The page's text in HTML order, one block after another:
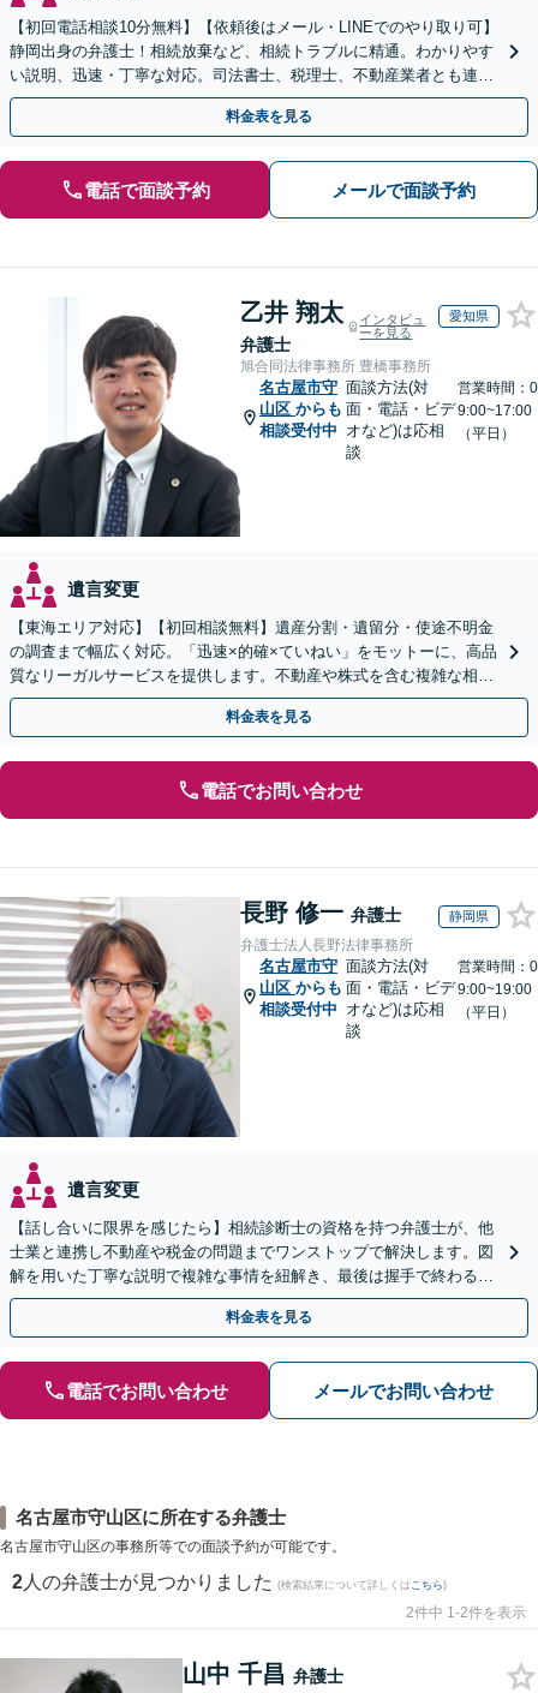
【初回電話相談10分無料】【依頼後はメール・LINEでのやり取り可】
静岡出身の弁護士！相続放棄など、相続トラブルに精通。わかりやす
い説明、迅速・丁寧な対応。司法書士、税理士、不動産業者とも連携
し、遺産相続をトータルサポート【完全個室相談】
料金表を見る
電話で面談予約 メールで面談予約
乙井 翔太
弁護士
インタビュ
ーを見る
愛知県
旭合同法律事務所 豊橋事務所
名古屋市守
山区 からも
相談受付中
面談方法(対
面・電話・ビデ
オなど)は応相
談
営業時間：0
9:00~17:00
（平日）
遺言変更
【東海エリア対応】【初回相談無料】遺産分割・遺留分・使途不明金
の調査まで幅広く対応。「迅速×的確×ていねい」をモットーに、高品
質なリーガルサービスを提供します。不動産や株式を含む複雑な相続
もお任せください【休日・夜間対応OK】
料金表を見る
電話でお問い合わせ
長野 修一 弁護士 静岡県
弁護士法人長野法律事務所
名古屋市守
山区 からも
相談受付中
面談方法(対
面・電話・ビデ
オなど)は応相
談
営業時間：0
9:00~19:00
（平日）
遺言変更
【話し合いに限界を感じたら】相続診断士の資格を持つ弁護士が、他
士業と連携し不動産や税金の問題までワンストップで解決します。図
解を用いた丁寧な説明で複雑な事情を紐解き、最後は握手で終わる円
満な解決へ導きます。【東海エリア・神奈川県対応】
料金表を見る
電話でお問い合わせ メールでお問い合わせ
名古屋市守山区に所在する弁護士
名古屋市守山区の事務所等での面談予約が可能です。
2 人の弁護士が見つかりました (検索結果について詳しくは こちら)
2件中 1-2件を表示
山中 千昌 弁護士